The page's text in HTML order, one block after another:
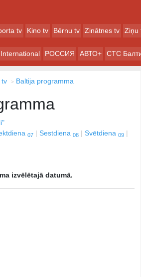
tv Kino tv Bērnu tv Zinātnes tv Ziņu
РОССИЯ АВТО+ СТС
tv Baltija programma
07 Sestdiena 08 Svētdiena 09
izvēlētajā datumā.